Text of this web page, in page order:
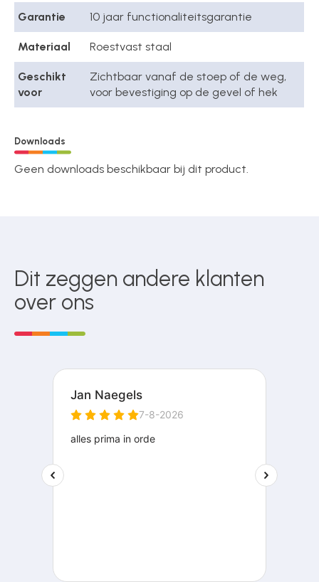
Garantie 10 jaar functionaliteitsgarantie
Materiaal Roestvast staal
Geschikt
voor
Zichtbaar vanaf de stoep of de weg,
voor bevestiging op de gevel of hek
Downloads
Geen downloads beschikbaar bij dit product.
Dit zeggen andere klanten
over ons